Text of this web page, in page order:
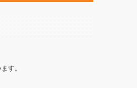
す。